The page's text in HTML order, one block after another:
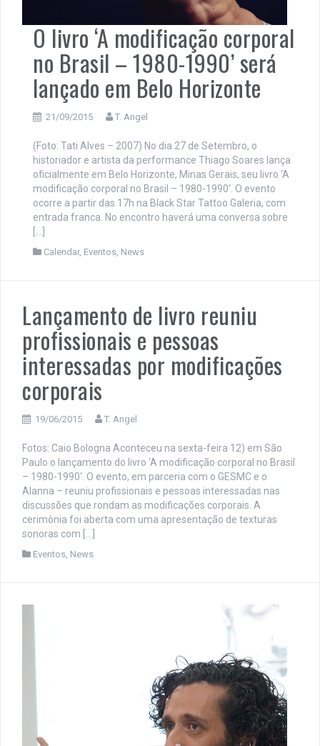
O livro ‘A modificação corporal
no Brasil – 1980-1990’ será
lançado em Belo Horizonte
21/09/2015 T. Angel
(Foto: Tati Alves – 2007) No dia 27 de Setembro, o
historiador e artista da performance Thiago Soares lança
oficialmente em Belo Horizonte, Minas Gerais, seu livro ‘A
modificação corporal no Brasil – 1980-1990‘. O evento
ocorre a partir das 17h na Black Star Tattoo Galeria, com
entrada franca. No encontro haverá uma conversa sobre
Calendar, Eventos News
Lançamento de livro reuniu
profissionais e pessoas
interessadas por modificações
corporais
19/06/2015 T. Angel
Fotos: Caio Bologna Aconteceu na sexta-feira 12) em São
Paulo o lançamento do livro ‘A modificação corporal no Brasil
– 1980-1990‘. O evento, em parceria com o GESMC e o
Alanna – reuniu profissionais e pessoas interessadas nas
discussões que rondam as modificações corporais. A
cerimônia foi aberta com uma apresentação de texturas
sonoras com […]
Eventos News